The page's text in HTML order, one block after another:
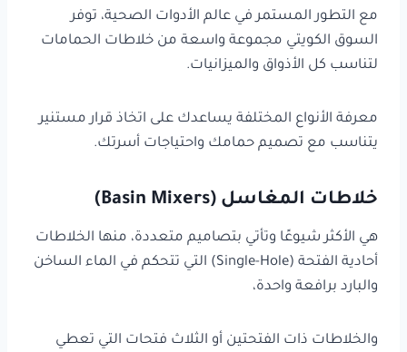
مع التطور المستمر في عالم الأدوات الصحية، توفر
السوق الكويتي مجموعة واسعة من خلاطات الحمامات
لتناسب كل الأذواق والميزانيات.
معرفة الأنواع المختلفة يساعدك على اتخاذ قرار مستنير
يتناسب مع تصميم حمامك واحتياجات أسرتك.
خلاطات المغاسل (Basin Mixers)
هي الأكثر شيوعًا وتأتي بتصاميم متعددة، منها الخلاطات
أحادية الفتحة (Single-Hole) التي تتحكم في الماء الساخن
والبارد برافعة واحدة،
والخلاطات ذات الفتحتين أو الثلاث فتحات التي تعطي